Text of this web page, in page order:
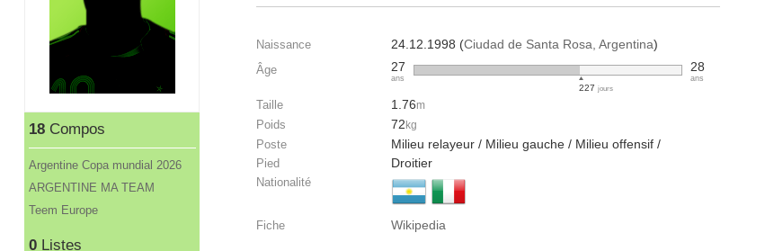
18Compos
Argentine Copa mundial 2026
ARGENTINE MA TEAM
Teem Europe
0Listes
Naissance 24.12.1998 (Ciudad de Santa Rosa, Argentina)
Âge 27
ans
227jours
28
ans
Taille 1.76m
Poids 72 kg
Poste Milieu relayeur / Milieu gauche / Milieu offensif /
Pied Droitier
Nationalité
Fiche Wikipedia